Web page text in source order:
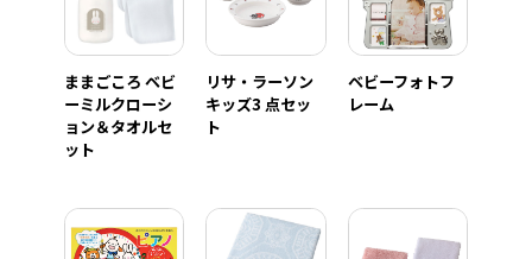
ままごころ ベビ
ーミルクローシ
ョン＆タオルセ
ット
リサ・ラーソン
キッズ3 点セッ
ト
ベビーフォトフ
レーム